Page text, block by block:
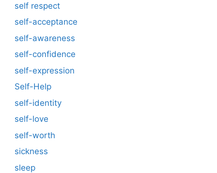
self respect
self-acceptance
self-awareness
self-confidence
self-expression
Self-Help
self-identity
self-love
self-worth
sickness
sleep